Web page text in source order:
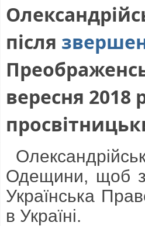
після
вересня 2018
Одещини, щоб
Українська
в Україні.